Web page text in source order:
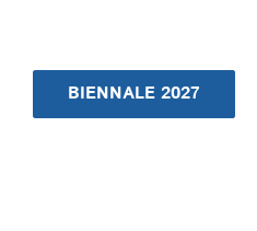
BIENNALE 2027